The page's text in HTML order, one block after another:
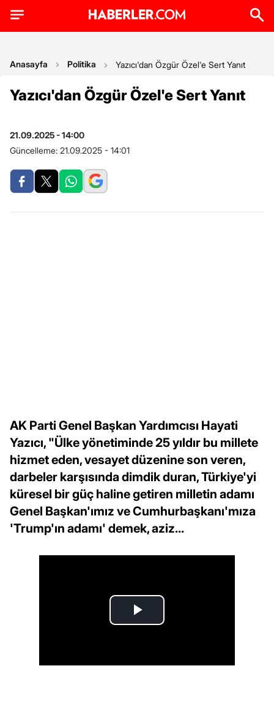
Anasayfa Politika Yazıcı'dan Özgür Özel'e Sert Yanıt
Yazıcı'dan Özgür Özel'e Sert Yanıt
21.09.2025 - 14:00
Güncelleme: 21.09.2025 - 14:01
AK Parti Genel Başkan Yardımcısı Hayati
Yazıcı, "Ülke yönetiminde 25 yıldır bu millete
hizmet eden, vesayet düzenine son veren,
darbeler karşısında dimdik duran, Türkiye'yi
küresel bir güç haline getiren milletin adamı
Genel Başkan'ımız ve Cumhurbaşkanı'mıza
'Trump'ın adamı' demek, aziz...